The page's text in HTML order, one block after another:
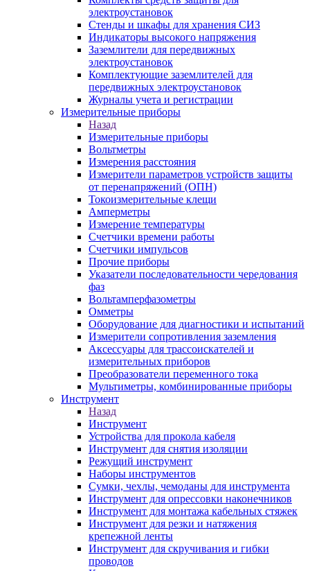
электроустановок
Стенды и шкафы для хранения СИЗ
Индикаторы высокого напряжения
Заземлители для передвижных
электроустановок
Комплектующие заземлителей для
передвижных электроустановок
Журналы учета и регистрации
Измерительные приборы
Назад
Измерительные приборы
Вольтметры
Измерения расстояния
Измерители параметров устройств защиты
от перенапряжений (ОПН)
Токоизмерительные клещи
Амперметры
Измерение температуры
Счетчики времени работы
Счетчики импульсов
Прочие приборы
Указатели последовательности чередования
фаз
Вольтамперфазометры
Омметры
Оборудование для диагностики и испытаний
Измерители сопротивления заземления
Аксессуары для трассоискателей и
измерительных приборов
Преобразователи переменного тока
Мультиметры, комбинированные приборы
Инструмент
Назад
Инструмент
Устройства для прокола кабеля
Инструмент для снятия изоляции
Режущий инструмент
Наборы инструментов
Сумки, чехлы, чемоданы для инструмента
Инструмент для опрессовки наконечников
Инструмент для монтажа кабельных стяжек
Инструмент для резки и натяжения
крепежной ленты
Инструмент для скручивания и гибки
проводов